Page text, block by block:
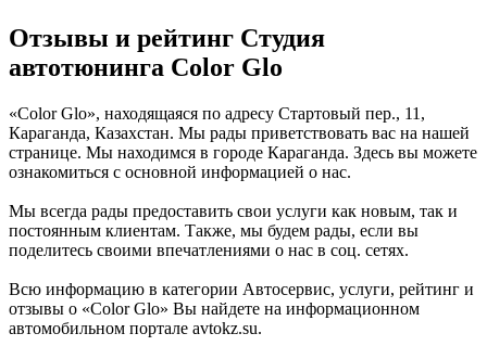
Отзывы и рейтинг Студия
автотюнинга Color Glo
«Color Glo», находящаяся по адресу Стартовый пер., 11,
Караганда, Казахстан. Мы рады приветствовать вас на нашей
странице. Мы находимся в городе Караганда. Здесь вы можете
ознакомиться с основной информацией о нас.
Мы всегда рады предоставить свои услуги как новым, так и
постоянным клиентам. Также, мы будем рады, если вы
поделитесь своими впечатлениями о нас в соц. сетях.
Всю информацию в категории Автосервис, услуги, рейтинг и
отзывы о «Color Glo» Вы найдете на информационном
автомобильном портале avtokz.su.